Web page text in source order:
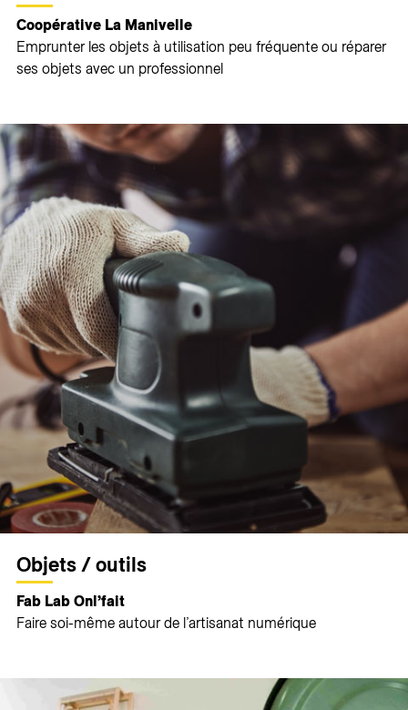
Coopérative La Manivelle
Emprunter les objets à utilisation peu fréquente ou réparer
ses objets avec un professionnel
Objets / outils
Fab Lab Onl’fait
Faire soi-même autour de l’artisanat numérique